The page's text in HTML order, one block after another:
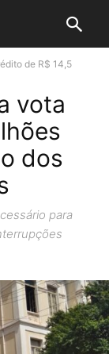
de R$ 14,5
vota
dos
para